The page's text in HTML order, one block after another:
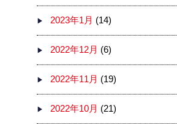
2023年1月 (14)
2022年12月 (6)
2022年11月 (19)
2022年10月 (21)